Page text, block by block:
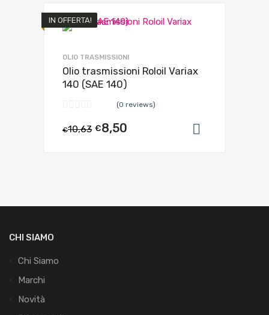
IN OFFERTA!
OLIO TRASMISSIONI
Olio trasmissioni Roloil Variax
140 (SAE 140)
(0 reviews)
€10,63 €8,50
CHI SIAMO
Chi Siamo
Marchi
Novità